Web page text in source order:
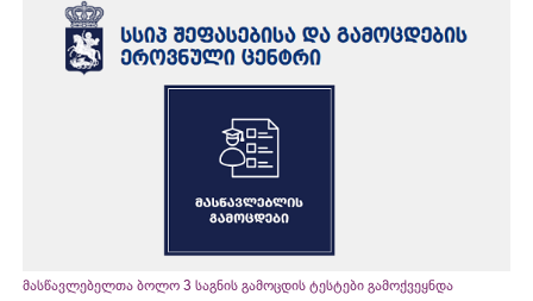
მასწავლებელთა ბოლო 3 საგნის გამოცდის ტესტები გამოქვეყნდა